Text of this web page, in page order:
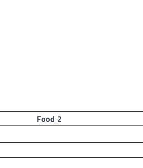
Food 2